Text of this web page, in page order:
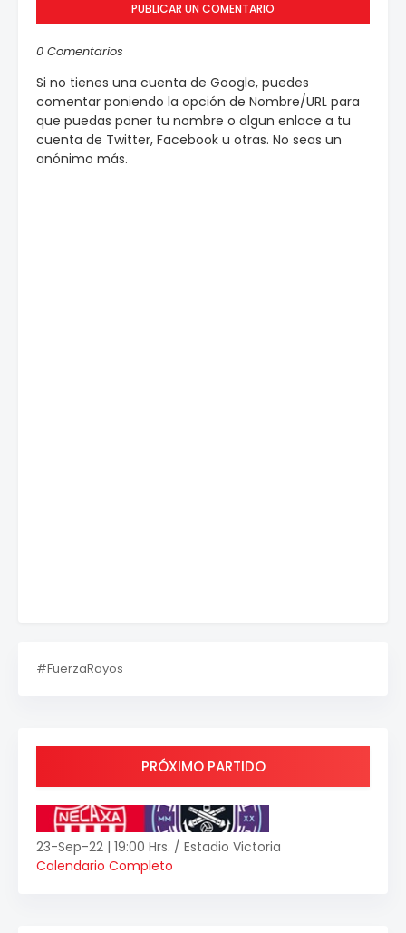
PUBLICAR UN COMENTARIO
0 Comentarios
Si no tienes una cuenta de Google, puedes
comentar poniendo la opción de Nombre/URL para
que puedas poner tu nombre o algun enlace a tu
cuenta de Twitter, Facebook u otras. No seas un
anónimo más.
#FuerzaRayos
PRÓXIMO PARTIDO
23-Sep-22 | 19:00 Hrs. / Estadio Victoria
Calendario Completo